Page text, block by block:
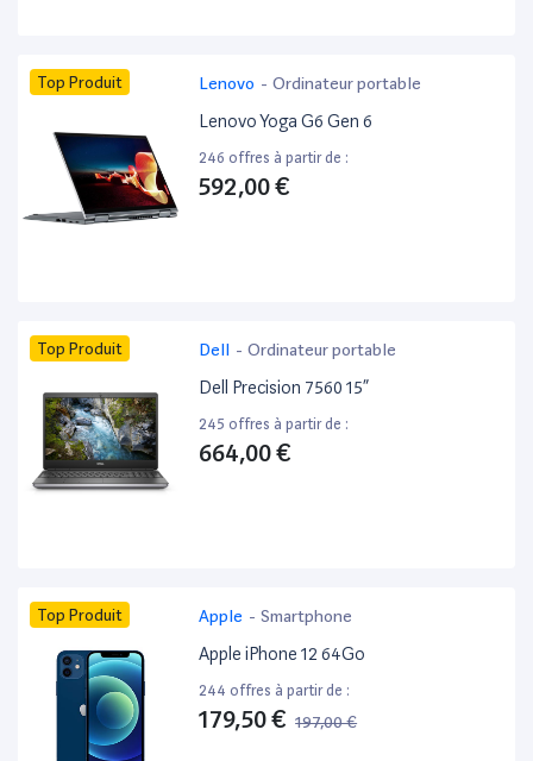
Top Produit Lenovo - Ordinateur portable
Lenovo Yoga G6 Gen 6
246 offres à partir de :
592,00 €
Top Produit Dell - Ordinateur portable
Dell Precision 7560 15”
245 offres à partir de :
664,00 €
Top Produit Apple - Smartphone
Apple iPhone 12 64Go
244 offres à partir de :
179,50 € 197,00 €